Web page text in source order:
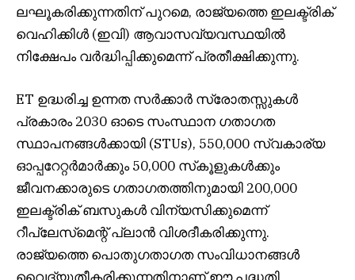
ലഘൂകരിക്കുന്നതിന് പുറമെ, രാജ്യത്തെ ഇലക്ട്രിക്
വെഹിക്കിൾ (ഇവി) ആവാസവ്യവസ്ഥയിൽ
നിക്ഷേപം വർദ്ധിപ്പിക്കുമെന്ന് പ്രതീക്ഷിക്കുന്നു.
ET ഉദ്ധരിച്ച ഉന്നത സർക്കാർ സ്രോതസ്സുകൾ
പ്രകാരം 2030 ഓടെ സംസ്ഥാന ഗതാഗത
സ്ഥാപനങ്ങൾക്കായി (STUs), 550,000 സ്വകാര്യ
ഓപ്പറേറ്റർമാർക്കും 50,000 സ്‌കൂളുകൾക്കും
ജീവനക്കാരുടെ ഗതാഗതത്തിനുമായി 200,000
ഇലക്ട്രിക് ബസുകൾ വിന്യസിക്കുമെന്ന്
റീപ്ലേസ്‌മെന്റ് പ്ലാൻ വിശദീകരിക്കുന്നു.
രാജ്യത്തെ പൊതുഗതാഗത സംവിധാനങ്ങൾ